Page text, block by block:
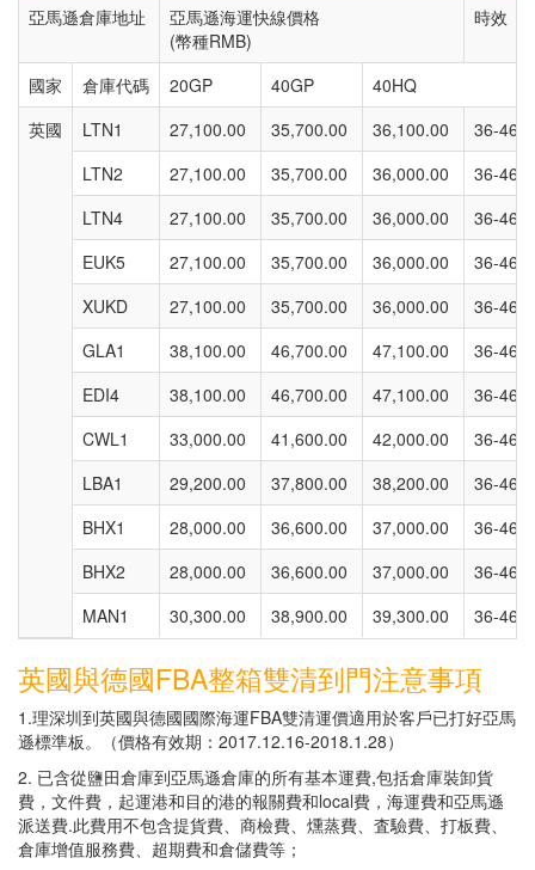
亞馬遜倉庫地址
亞馬遜海運快線價格
(幣種RMB)
時效（
國家 倉庫代碼 20GP 40GP
40HQ
英國
LTN1 27,100.00 35,700.00 36,100.00
36-46天
LTN2
27,100.00 35,700.00 36,000.00
36-46天
LTN4
27,100.00 35,700.00 36,000.00
36-46天
EUK5
27,100.00 35,700.00 36,000.00
36-46天
XUKD
27,100.00 35,700.00 36,000.00
36-46天
GLA1
38,100.00 46,700.00 47,100.00
36-46天
EDI4
38,100.00 46,700.00 47,100.00
36-46天
CWL1
33,000.00 41,600.00 42,000.00
36-46天
LBA1
29,200.00 37,800.00 38,200.00
36-46天
BHX1
28,000.00 36,600.00 37,000.00
36-46天
BHX2
28,000.00 36,600.00 37,000.00
36-46天
MAN1
30,300.00 38,900.00 39,300.00 36-46天
英國與德國FBA整箱雙清到門注意事項
1.理深圳到英國與德國國際海運FBA雙清運價適用於客戶已打好亞馬
遜標準板。（價格有效期：2017.12.16-2018.1.28）
2. 已含從鹽田倉庫到亞馬遜倉庫的所有基本運費,包括倉庫裝卸貨
費，文件費，起運港和目的港的報關費和local費，海運費和亞馬遜
派送費.此費用不包含提貨費、商檢費、燻蒸費、査驗費、打板費、
倉庫增值服務費、超期費和倉儲費等；